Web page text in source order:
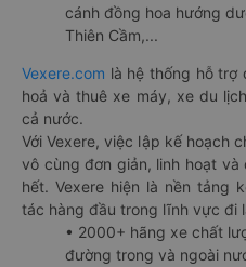
cánh đồng hoa hướng
Thiên Cầm,...
Vexere.com là hệ thống hỗ trợ
hoả và thuê xe máy, xe du
cả nước.
Với Vexere, việc lập kế hoạch
vô cùng đơn giản, linh hoạt
hết. Vexere hiện là nền tảng
tác hàng đầu trong lĩnh vực đi
• 2000+ hãng xe chất
đường trong và ngoài